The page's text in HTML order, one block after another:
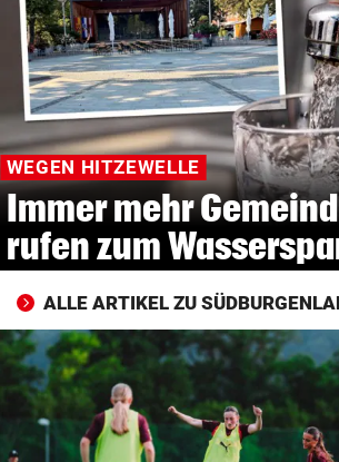
© Krone Multimedia GmbH & Co KG 2026
Muthgasse 2, 1190 Wien
WEGEN HITZEWELLE
Immer mehr
rufen zum
ALLE ARTIKEL ZU